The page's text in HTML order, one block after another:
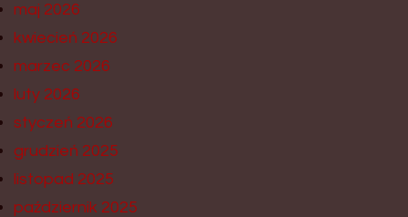
maj 2026
kwiecień 2026
marzec 2026
luty 2026
styczeń 2026
grudzień 2025
listopad 2025
październik 2025